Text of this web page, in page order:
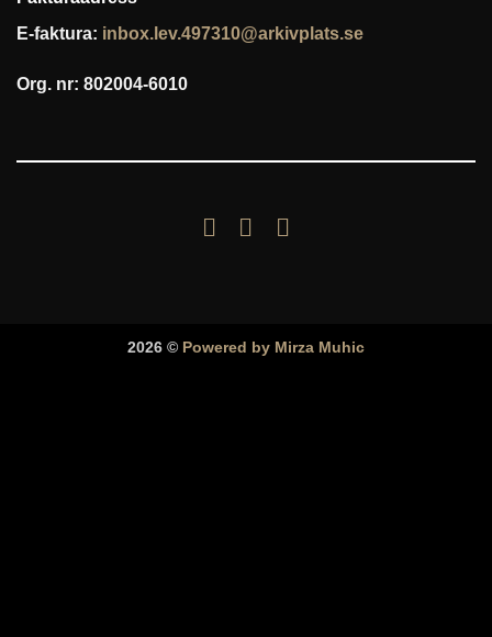
E-faktura: inbox.lev.497310@arkivplats.se
Org. nr: 802004-6010
2026 © Powered by Mirza Muhic